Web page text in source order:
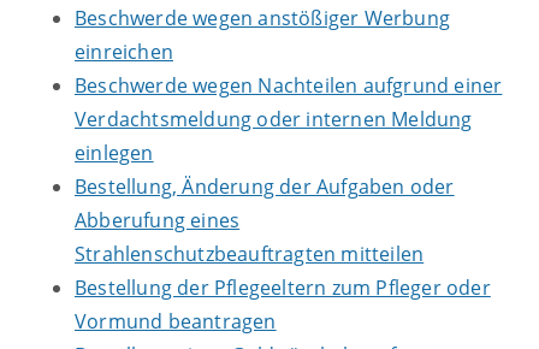
Beschwerde wegen anstößiger Werbung
einreichen
Beschwerde wegen Nachteilen aufgrund einer
Verdachtsmeldung oder internen Meldung
einlegen
Bestellung, Änderung der Aufgaben oder
Abberufung eines
Strahlenschutzbeauftragten mitteilen
Bestellung der Pflegeeltern zum Pfleger oder
Vormund beantragen